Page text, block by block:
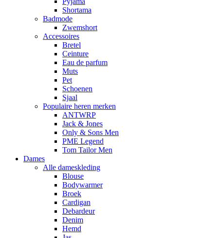
Shortama
Badmode
Zwemshort
Accessoires
Bretel
Ceinture
Eau de parfum
Muts
Pet
Schoenen
Sjaal
Populaire heren merken
ANTWRP
Jack & Jones
Only & Sons Men
PME Legend
Tom Tailor Men
Dames
Alle dameskleding
Blouse
Bodywarmer
Broek
Cardigan
Debardeur
Denim
Hemd